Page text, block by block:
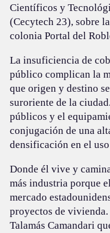
Científicos y
(Cecytech 23), sobre
colonia Portal del
La insuficiencia de
público complican la
que origen y destino
suroriente de la
públicos y el
conjugación de una
densificación en el
Donde él vive y
más industria porque
mercado
proyectos de
Talamás Camandari